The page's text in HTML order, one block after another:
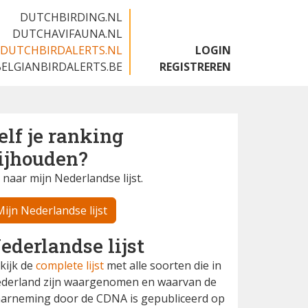
DUTCHBIRDING.NL
DUTCHAVIFAUNA.NL
DUTCHBIRDALERTS.NL
LOGIN
REGISTREREN
je ranking
naar mijn Nederlandse lijst.
Nederlandse lijst
lijst
de complete lijst met alle soorten die in
zijn waargenomen en waarvan de
door de CDNA is gepubliceerd op